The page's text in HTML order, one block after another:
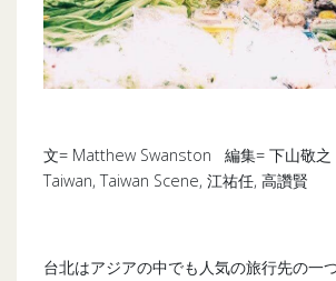
文= Matthew Swanston 編集= 下山敬
Taiwan, Taiwan Scene, 江祐任, 高讚賢
台北はアジアの中でも人気の旅行先の一